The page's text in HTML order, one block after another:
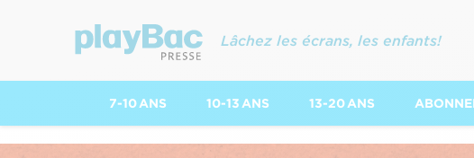
Lâchez les écrans, les enfants!
7-10 ANS 10-13 ANS 13-20 ANS